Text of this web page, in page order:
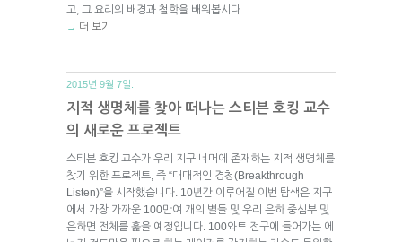
고, 그 요리의 배경과 철학을 배워봅시다.
→ 더 보기
2015년 9월 7일.
지적 생명체를 찾아 떠나는 스티븐 호킹 교수
의 새로운 프로젝트
스티븐 호킹 교수가 우리 지구 너머에 존재하는 지적 생명체를
찾기 위한 프로젝트, 즉 “대대적인 경청(Breakthrough
Listen)”을 시작했습니다. 10년간 이루어질 이번 탐색은 지구
에서 가장 가까운 100만여 개의 별들 및 우리 은하 중심부 및
은하면 전체를 훑을 예정입니다. 100와트 전구에 들어가는 에